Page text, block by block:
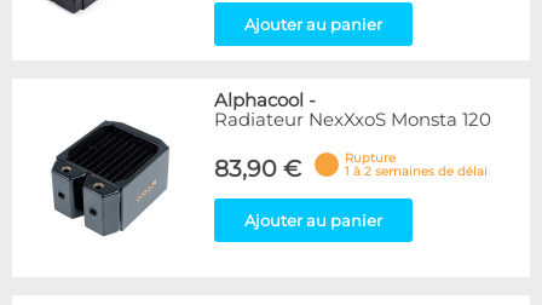
Ajouter au panier
Alphacool -
Radiateur NexXxoS Monsta 120
83,90 €
Rupture
1 à 2 semaines de délai
Ajouter au panier